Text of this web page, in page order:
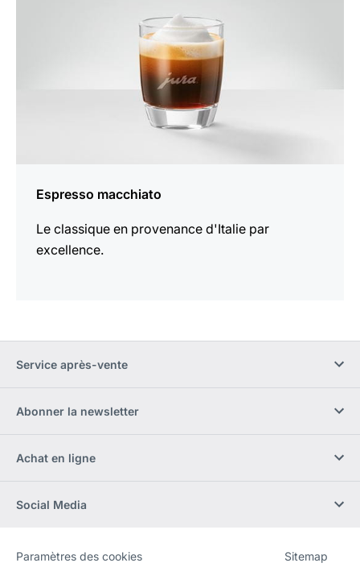
Espresso macchiato
Le classique en provenance d'Italie par
excellence.
Service après-vente
Abonner la newsletter
Achat en ligne
Social Media
Site
[Website
Paramètres des cookies Sitemap